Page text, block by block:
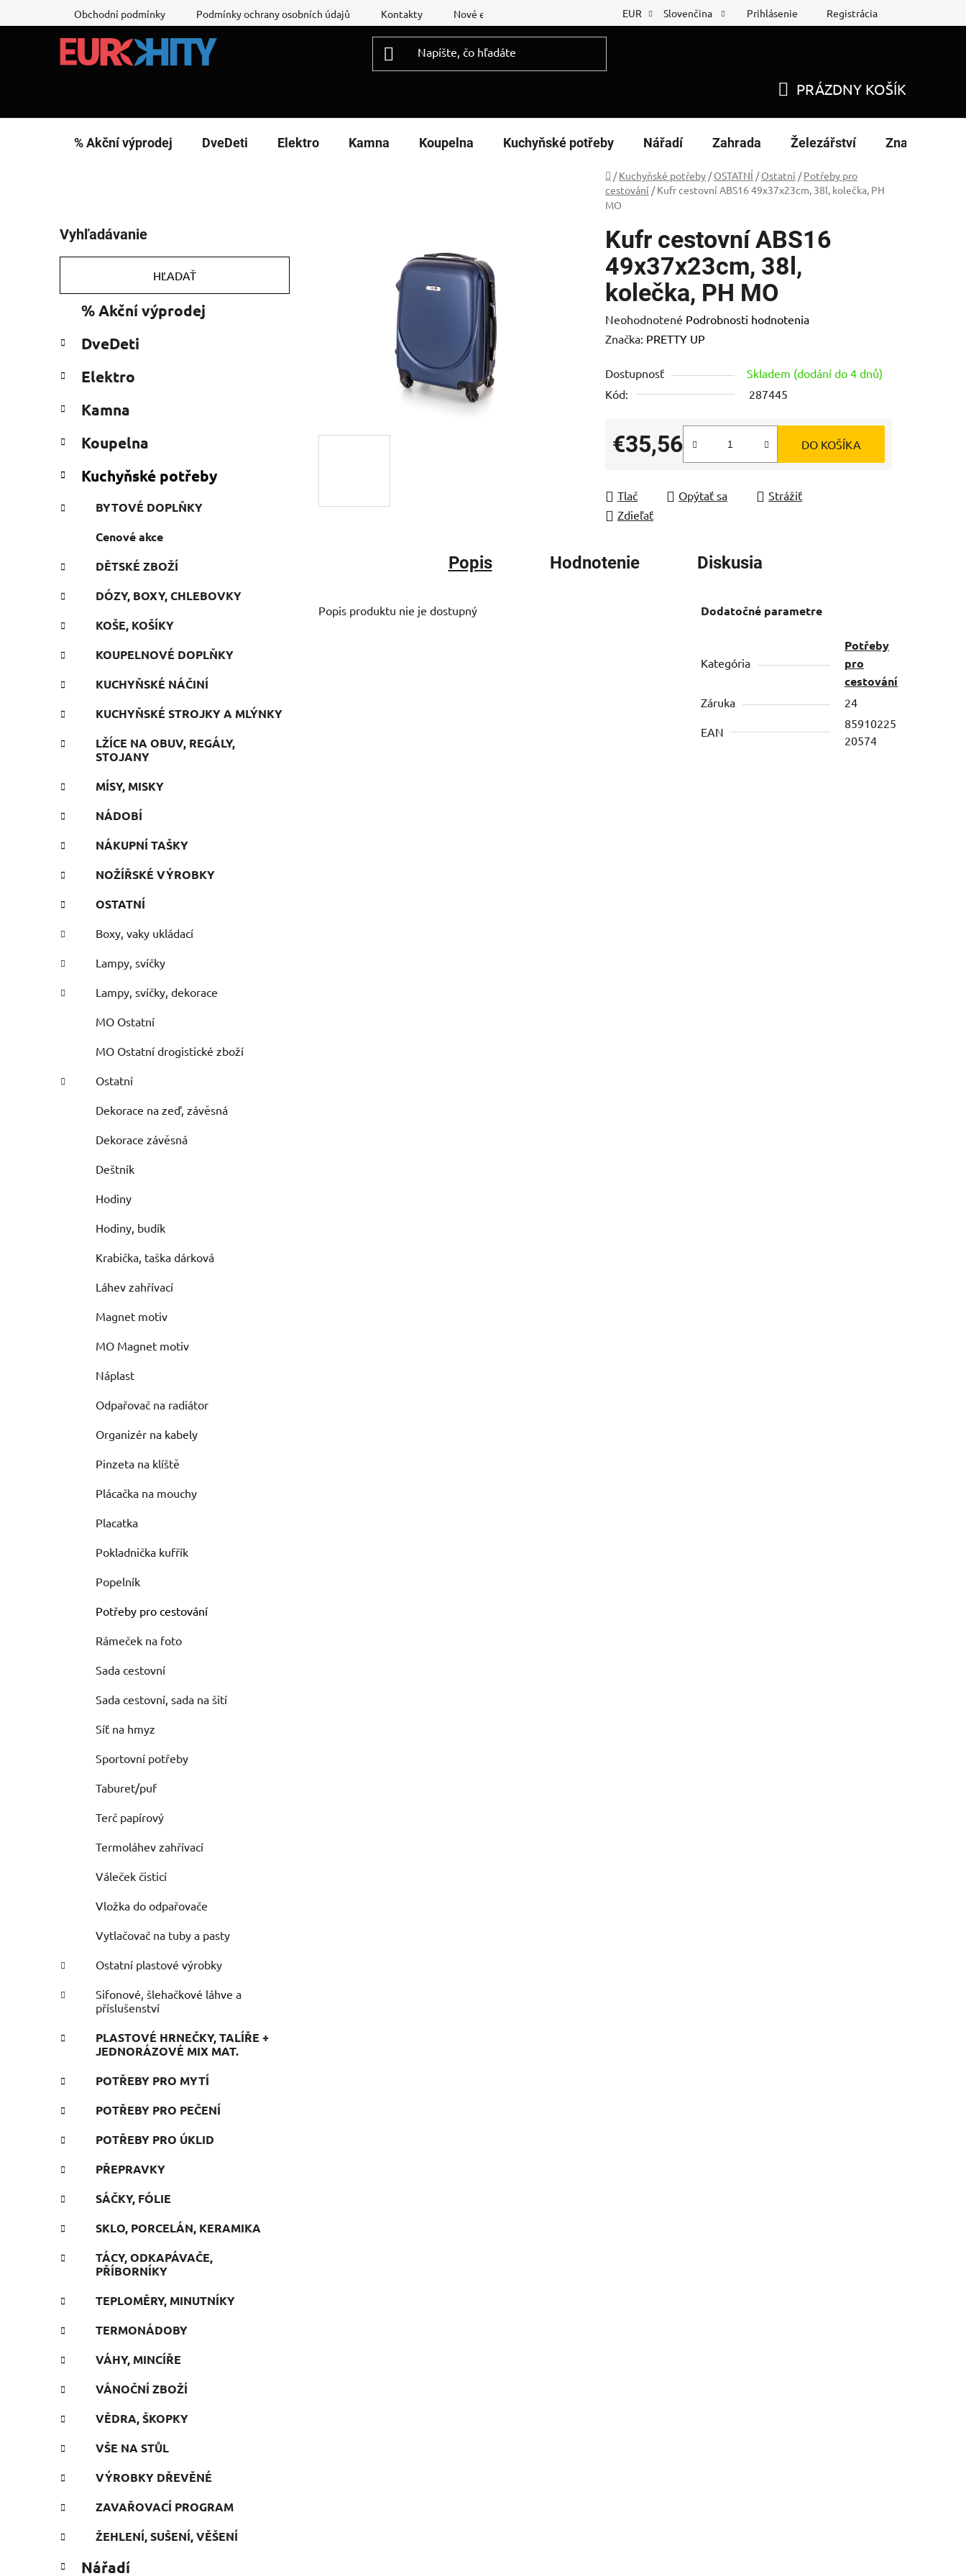
na
Obchodní podmínky Podmínky ochrany osobních údajů Kontakty Nové energetické štítky Reklamační protokol Nákup na splátky
EUR Slovenčina Prihlásenie Registrácia
KOŠÍK
PRÁZDNY KOŠÍK
% Akční výprodej DveDeti Elektro Kamna Koupelna Kuchyňské potřeby Nářadí Zahrada Železářství Značky
Domov
/ Kuchyňské potřeby / OSTATNÍ / Ostatní / Potřeby pro
cestování / Kufr cestovní ABS16 49x37x23cm, 38l, kolečka, PH
MO
o
č
ý
n
e
Vyhľadávanie
HĽADAŤ
kategórie
e
ó
i
% Akční výprodej
DveDeti
Elektro
Kamna
Koupelna
Kuchyňské potřeby
BYTOVÉ DOPLŇKY
Cenové akce
DĚTSKÉ ZBOŽÍ
DÓZY, BOXY, CHLEBOVKY
KOŠE, KOŠÍKY
KOUPELNOVÉ DOPLŇKY
KUCHYŇSKÉ NÁČINÍ
KUCHYŇSKÉ STROJKY A MLÝNKY
LŽÍCE NA OBUV, REGÁLY,
STOJANY
MÍSY, MISKY
NÁDOBÍ
NÁKUPNÍ TAŠKY
NOŽÍŘSKÉ VÝROBKY
OSTATNÍ
Boxy, vaky ukládací
Lampy, svíčky
Lampy, svíčky, dekorace
MO Ostatní
MO Ostatní drogistické zboží
Ostatní
Dekorace na zeď, závěsná
Dekorace závěsná
Deštník
Hodiny
Hodiny, budík
Krabička, taška dárková
Láhev zahřívací
Magnet motiv
MO Magnet motiv
Náplast
Odpařovač na radiátor
Organizér na kabely
Pinzeta na klíště
Plácačka na mouchy
Placatka
Pokladnička kufřík
Popelník
Potřeby pro cestování
Rámeček na foto
Sada cestovní
Sada cestovní, sada na šití
Síť na hmyz
Sportovní potřeby
Taburet/puf
Terč papírový
Termoláhev zahřívací
Váleček čisticí
Vložka do odpařovače
Vytlačovač na tuby a pasty
Ostatní plastové výrobky
Sifonové, šlehačkové láhve a
příslušenství
PLASTOVÉ HRNEČKY, TALÍŘE +
JEDNORÁZOVÉ MIX MAT.
POTŘEBY PRO MYTÍ
POTŘEBY PRO PEČENÍ
POTŘEBY PRO ÚKLID
PŘEPRAVKY
SÁČKY, FÓLIE
SKLO, PORCELÁN, KERAMIKA
TÁCY, ODKAPÁVAČE,
PŘÍBORNÍKY
TEPLOMĚRY, MINUTNÍKY
TERMONÁDOBY
VÁHY, MINCÍŘE
VÁNOČNÍ ZBOŽÍ
VĚDRA, ŠKOPKY
VŠE NA STŮL
VÝROBKY DŘEVĚNÉ
ZAVAŘOVACÍ PROGRAM
ŽEHLENÍ, SUŠENÍ, VĚŠENÍ
Nářadí
Kufr cestovní ABS16
49x37x23cm, 38l,
kolečka, PH MO
Priemerné
hodnotenie
je
0,0
hviezdičiek.
Neohodnotené Podrobnosti hodnotenia
Značka: PRETTY UP
Dostupnosť
Skladem (dodání do 4 dnů)
Kód:
287445
€35,56
Jednotková cena:
DO KOŠÍKA
Tlač Opýtať sa
Strážiť
Zdieľať
Popis Hodnotenie Diskusia
Popis produktu nie je dostupný Dodatočné parametre
Kategória
Potřeby
pro
cestování
Záruka 24
EAN
85910225
20574